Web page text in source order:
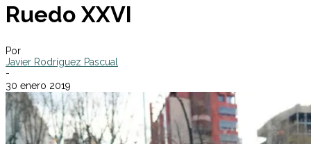
Ruedo XXVI
Por
Javier Rodríguez Pascual
-
30 enero 2019